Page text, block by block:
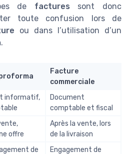
de factures sont donc
toute confusion lors de
ou dans l’utilisation d’un
.
Facture
commerciale
informatif,
Document
comptable et fiscal
offre
Après la vente, lors
de la livraison
de Engagement de